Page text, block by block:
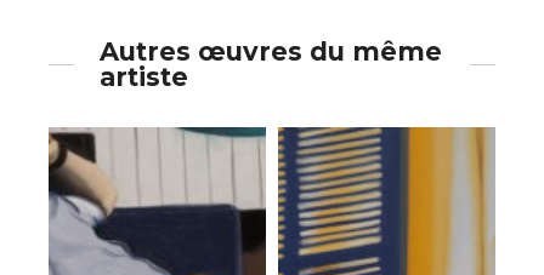
Autres œuvres du même
artiste